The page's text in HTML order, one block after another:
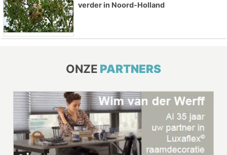
verder in Noord-Holland
ONZE PARTNERS